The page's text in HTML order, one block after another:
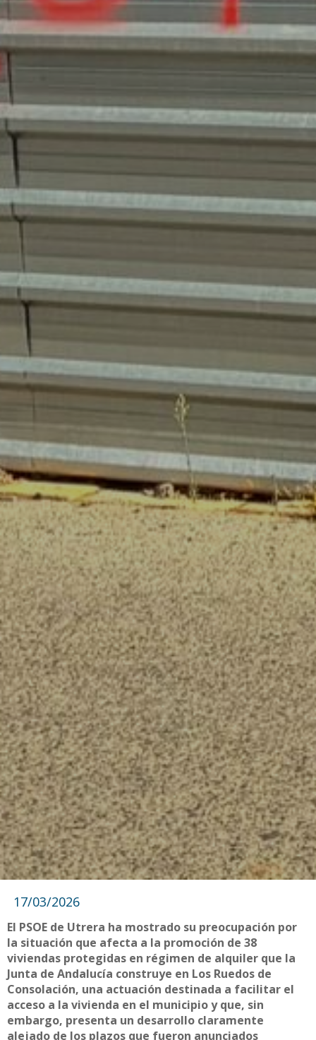
17/03/2026
El PSOE de Utrera ha mostrado su preocupación por
la situación que afecta a la promoción de 38
viviendas protegidas en régimen de alquiler que la
Junta de Andalucía construye en Los Ruedos de
Consolación, una actuación destinada a facilitar el
acceso a la vivienda en el municipio y que, sin
embargo, presenta un desarrollo claramente
alejado de los plazos que fueron anunciados